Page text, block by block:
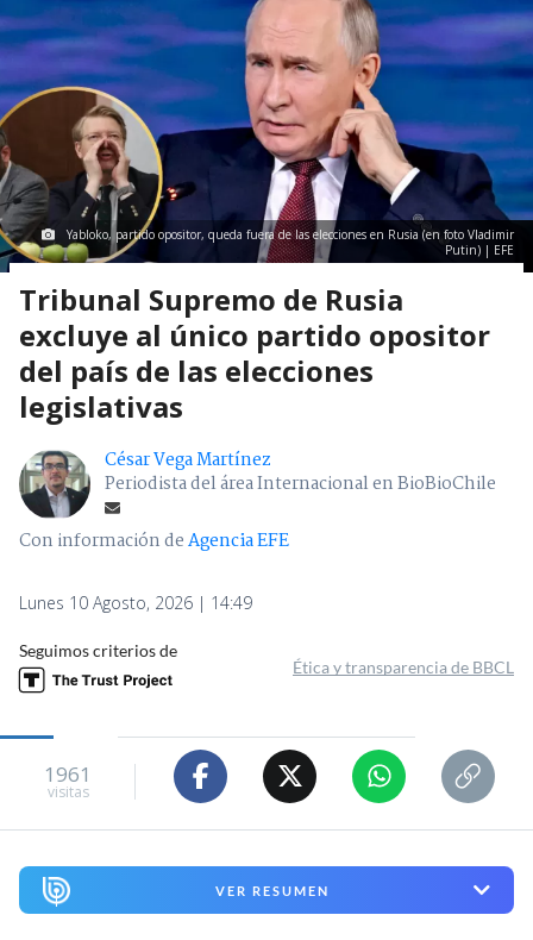
Yabloko, partido opositor, queda fuera de las elecciones en Rusia (en foto Vladimir
Putin) | EFE
Tribunal Supremo de Rusia
excluye al único partido opositor
del país de las elecciones
legislativas
César Vega Martínez
Periodista del área Internacional en BioBioChile
Con información deAgencia EFE
Lunes 10 Agosto, 2026 | 14:49
Seguimos criterios de
Ética y transparencia de BBCL
1961
visitas
VER RESUMEN